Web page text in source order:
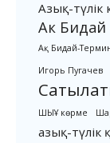
Азық-
Ак
Ақ Бидай-
Игорь Пугачев
ШЫҰ көрме
азық-түлік